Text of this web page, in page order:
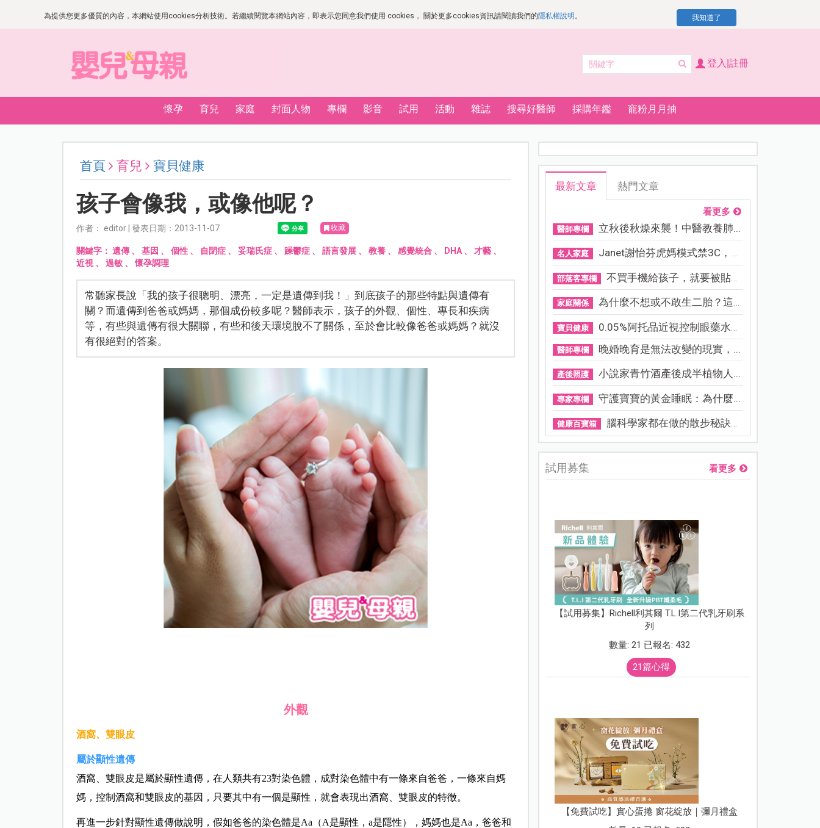
為提供您更多優質的內容，本網站使用cookies分析技術。若繼續閱覽本網站內容，即表示您同意我們使用 cookies， 關於更多cookies資訊請閱讀我們的隱私權說明 。 我知道了
登入|註冊
懷孕 育兒 家庭 封面人物 專欄 影音 試用 活動 雜誌 搜尋好醫師 採購年鑑 寵粉月月抽
首頁 育兒 寶貝健康
孩子會像我，或像他呢？
作者： editor | 發表日期：2013-11-07 收藏
關鍵字： 遺傳、 基因 、 個性、 自閉症、 妥瑞氏症、 躁鬱症、 語言發展、 教養、 感覺統合、 DHA、 才藝、
近視、 過敏、懷孕調理
常聽家長說「我的孩子很聰明、漂亮，一定是遺傳到我！」到底孩子的那些特點與遺傳有
關？而遺傳到爸爸或媽媽，那個成份較多呢？醫師表示，孩子的外觀、個性、專長和疾病
等，有些與遺傳有很大關聯，有些和後天環境脫不了關係，至於會比較像爸爸或媽媽？就沒
有很絕對的答案。
外觀
酒窩、雙眼皮
屬於顯性遺傳
酒窩、雙眼皮是屬於顯性遺傳，在人類共有23對染色體，成對染色體中有一條來自爸爸，一條來自媽
媽，控制酒窩和雙眼皮的基因，只要其中有一個是顯性，就會表現出酒窩、雙眼皮的特徵。
再進一步針對顯性遺傳做說明，假如爸爸的染色體是Aa（A是顯性，a是隱性），媽媽也是Aa，爸爸和
最新文章 熱門文章
看更多
醫師專欄 立秋後秋燥來襲！中醫教養肺...
名人家庭 Janet謝怡芬虎媽模式禁3C，看...
部落客專欄 不買手機給孩子，就要被貼「...
家庭關係 為什麼不想或不敢生二胎？這8...
寶貝健康 0.05%阿托品近視控制眼藥水納...
醫師專欄 晚婚晚育是無法改變的現實，...
產後照護 小說家青竹酒產後成半植物人...
專家專欄 守護寶寶的黃金睡眠：為什麼...
健康百寶箱 腦科學家都在做的散步秘訣！...
試用募集 看更多
【試用募集】Richell利其爾 T.L.I第二代乳牙刷系
列
數量: 21 已報名: 432
21篇心得
【免費試吃】實心蛋捲 窗花綻放｜彌月禮盒